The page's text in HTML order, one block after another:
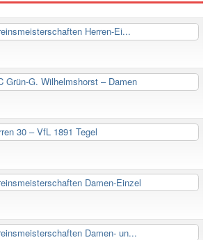
Herren-Ei...
Grün-G. Wilhelmshorst – Damen
30 – VfL 1891 Tegel
Damen-Einzel
Damen- un...